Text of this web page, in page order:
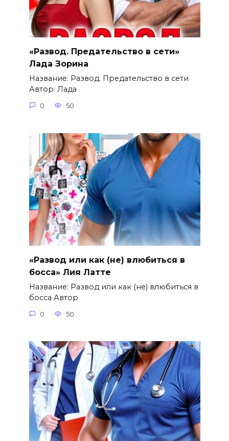
«Развод. Предательство в сети»
Лада Зорина
Название: Развод. Предательство в сети
Автор: Лада
0 50
«Развод или как (не) влюбиться в
босса» Лия Латте
Название: Развод или как (не) влюбиться в
босса Автор
0 50